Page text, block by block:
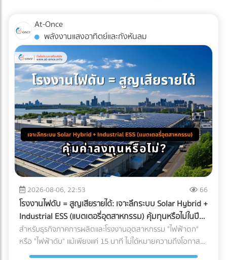
At-Once
พลังงานแสงอาทิตย์และกังหันลม
2026-08-06, 22:53 66
โรงงานไฟดับ = สูญเสียรายได้: เจาะลึกระบบ Solar Hybrid +
Industrial ESS (แบตเตอรี่อุตสาหกรรม) คุ้มทุนหรือไม่ในปี
2026?
สำหรับธุรกิจภาคการผลิตและโรงงานอุตสาหกรรม "ไฟฟ้าตก"
หรือ "ไฟฟ้าดับ" แม้เพียงแค่ 15 นาที ไม่ได้หมายความถึงโอกาสที่
พนักงานได้หยุดพักผ่อนชั่วคราว แต่มันคือวิกฤติที่สร้างความ